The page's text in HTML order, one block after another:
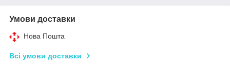
Умови доставки
Нова Пошта
Всі умови доставки